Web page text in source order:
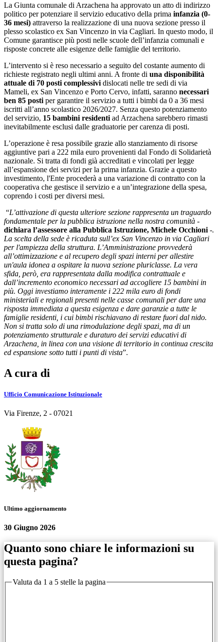
La Giunta comunale di Arzachena ha approvato un atto di indirizzo
politico per potenziare il servizio educativo della prima infanzia (0-
36 mesi) attraverso la realizzazione di una nuova sezione presso il
plesso scolastico ex San Vincenzo in via Cagliari. In questo modo, il
Comune garantisce più posti nelle scuole dell’infanzia comunali e
risposte concrete alle esigenze delle famiglie del territorio.
L’intervento si è reso necessario a seguito del costante aumento di
richieste registrato negli ultimi anni. A fronte di una disponibilità
attuale di 70 posti complessivi dislocati nelle tre sedi di via
Mameli, ex San Vincenzo e Porto Cervo, infatti, saranno necessari
ben 85 posti per garantire il servizio a tutti i bimbi da 0 a 36 mesi
iscritti all’anno scolastico 2026/2027. Senza questo potenziamento
del servizio, 15 bambini residenti ad Arzachena sarebbero rimasti
inevitabilmente esclusi dalle graduatorie per carenza di posti.
L’operazione è resa possibile grazie allo stanziamento di risorse
aggiuntive pari a 222 mila euro provenienti dal Fondo di Solidarietà
nazionale. Si tratta di fondi già accreditati e vincolati per legge
all’espansione dei servizi per la prima infanzia. Grazie a questo
investimento, l'Ente procederà a una variazione di contratto con la
cooperativa che gestisce il servizio e a un’integrazione della spesa,
coprendo i costi per diversi mesi.
“L’attivazione di questa ulteriore sezione rappresenta un traguardo
fondamentale per la pubblica istruzione nella nostra comunità -
dichiara l’assessore alla Pubblica Istruzione, Michele Occhioni -.
La scelta della sede è ricaduta sull’ex San Vincenzo in via Cagliari
per l'ampiezza della struttura. L’Amministrazione provvederà
all’ottimizzazione e al recupero degli spazi interni per allestire
un'aula idonea a ospitare la nuova sezione pluriclasse. La vera
sfida, però, era rappresentata dalla modifica contrattuale e
dall’incremento economico necessari ad accogliere 15 bambini in
più. Oggi investiamo interamente i 222 mila euro di fondi
ministeriali e regionali presenti nelle casse comunali per dare una
risposta immediata a questa esigenza e dare garanzie a tutte le
famiglie residenti, i cui bimbi rischiavano di restare fuori dal nido.
Non si tratta solo di una rimodulazione degli spazi, ma di un
potenziamento strutturale e duraturo dei servizi educativi di
Arzachena, in linea con una visione di territorio in continua crescita
ed espansione sotto tutti i punti di vista”.
A cura di
Ufficio Comunicazione Istituzionale
Via Firenze, 2 - 07021
Ultimo aggiornamento
30 Giugno 2026
Quanto sono chiare le informazioni su
questa pagina?
Valuta da 1 a 5 stelle la pagina